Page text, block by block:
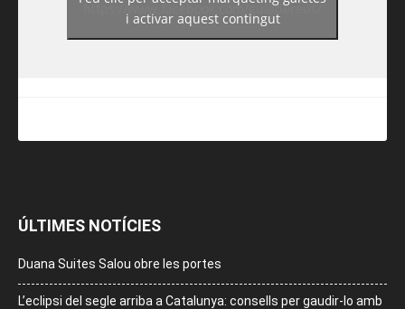
https://www.facebook.com/guiadereus/
i activar aquest contingut
ÚLTIMES NOTÍCIES
Duana Suites Salou obre les portes
L’eclipsi del segle arriba a Catalunya: consells per gaudir-lo amb